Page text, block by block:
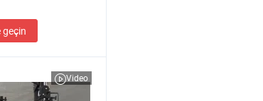
geçin
Video